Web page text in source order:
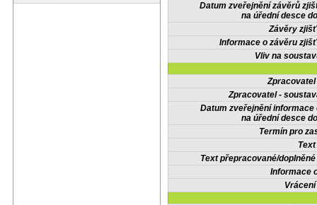
Datum zveřejnění závěrů
na úřední desce
Závěry
Informace o závěru
Vliv na
Zpracovatel -
Datum zveřejnění informace
na úřední desce
Termín pro
Text přepracované/
Informace